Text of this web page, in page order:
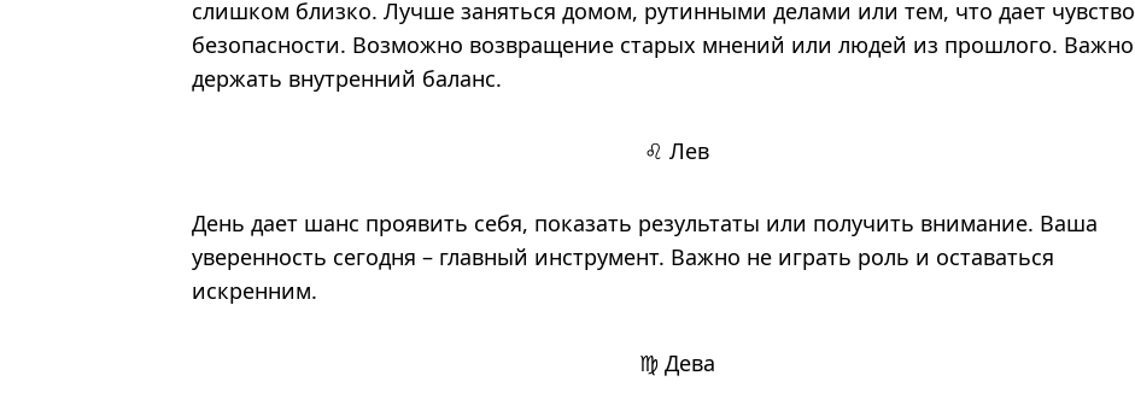
слишком близко. Лучше заняться домом, рутинными делами или тем, что дает чувство
безопасности. Возможно возвращение старых мнений или людей из прошлого. Важно
держать внутренний баланс.
♌ Лев
День дает шанс проявить себя, показать результаты или получить внимание. Ваша
уверенность сегодня – главный инструмент. Важно не играть роль и оставаться
искренним.
♍ Дева